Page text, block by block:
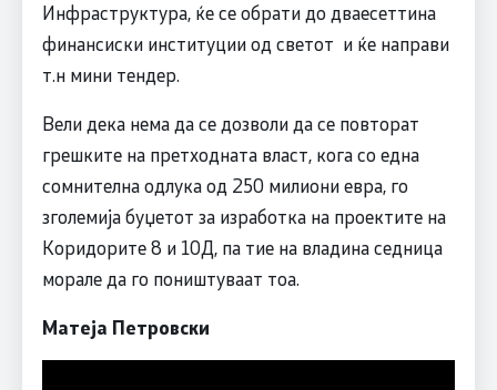
Инфраструктура, ќе се обрати до дваесеттина
финансиски институции од светот и ќе направи
т.н мини тендер.
Вели дека нема да се дозволи да се повторат
грешките на претходната власт, кога со една
сомнителна одлука од 250 милиони евра, го
зголемија буџетот за изработка на проектите на
Коридорите 8 и 10Д, па тие на владина седница
морале да го поништуваат тоа.
Матеја Петровски